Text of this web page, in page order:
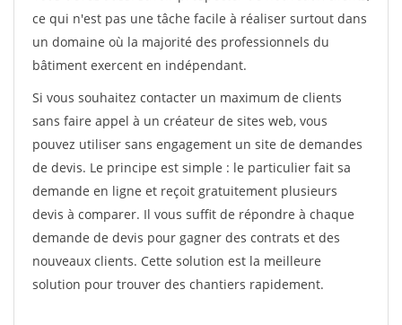
ce qui n'est pas une tâche facile à réaliser surtout dans
un domaine où la majorité des professionnels du
bâtiment exercent en indépendant.
Si vous souhaitez contacter un maximum de clients
sans faire appel à un créateur de sites web, vous
pouvez utiliser sans engagement un site de demandes
de devis. Le principe est simple : le particulier fait sa
demande en ligne et reçoit gratuitement plusieurs
devis à comparer. Il vous suffit de répondre à chaque
demande de devis pour gagner des contrats et des
nouveaux clients. Cette solution est la meilleure
solution pour trouver des chantiers rapidement.